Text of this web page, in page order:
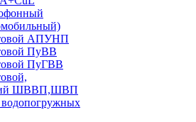
АПУНП
ПуВВ
ПуГВВ
ШВВП,ШВП